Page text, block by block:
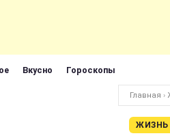
Вкусно Гороскопы
Главная ›
ЖИЗНЬ